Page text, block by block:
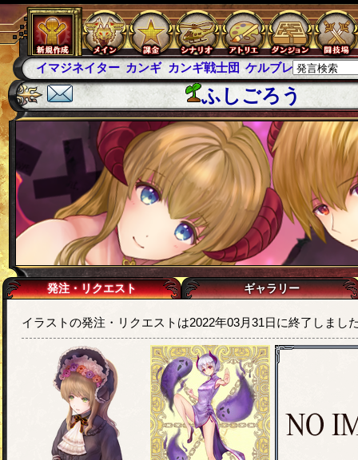
イマジネイター カンギ カンギ戦士団 ケルブレ ケルベロ
ふしごろう
発注・リクエスト ギャラリー
イラストの発注・リクエストは2022年03月31日に終了しまし